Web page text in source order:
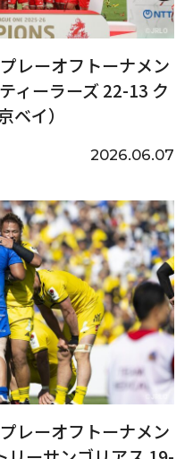
レーオフトーナメン
ィーラーズ 22-13 ク
ベイ）
2026.06.07
レーオフトーナメン